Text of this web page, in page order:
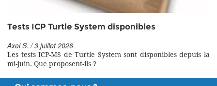
Tests ICP Turtle System disponibles
Axel S. / 3 juillet 2026
Les tests ICP-MS de Turtle System sont disponibles depuis la
mi-juin. Que proposent-ils ?